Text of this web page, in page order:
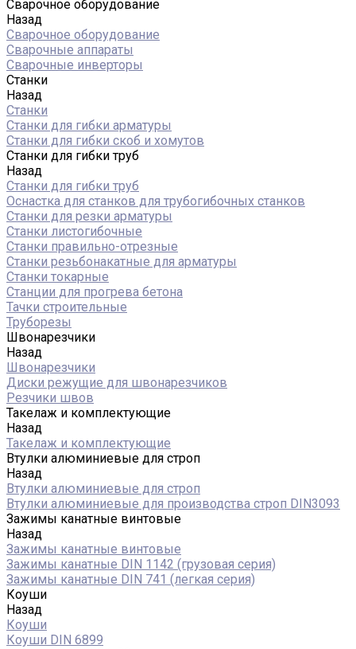
Сварочное оборудование
Назад
Сварочное оборудование
Сварочные аппараты
Сварочные инверторы
Станки
Назад
Станки
Станки для гибки арматуры
Станки для гибки скоб и хомутов
Станки для гибки труб
Назад
Станки для гибки труб
Оснастка для станков для трубогибочных станков
Станки для резки арматуры
Станки листогибочные
Станки правильно-отрезные
Станки резьбонакатные для арматуры
Станки токарные
Станции для прогрева бетона
Тачки строительные
Труборезы
Швонарезчики
Назад
Швонарезчики
Диски режущие для швонарезчиков
Резчики швов
Такелаж и комплектующие
Назад
Такелаж и комплектующие
Втулки алюминиевые для строп
Назад
Втулки алюминиевые для строп
Втулки алюминиевые для производства строп DIN3093
Зажимы канатные винтовые
Назад
Зажимы канатные винтовые
Зажимы канатные DIN 1142 (грузовая серия)
Зажимы канатные DIN 741 (легкая серия)
Коуши
Назад
Коуши
Коуши DIN 6899